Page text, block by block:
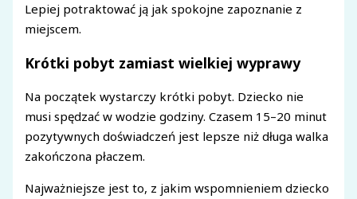
Lepiej potraktować ją jak spokojne zapoznanie z
miejscem.
Krótki pobyt zamiast wielkiej wyprawy
Na początek wystarczy krótki pobyt. Dziecko nie
musi spędzać w wodzie godziny. Czasem 15–20 minut
pozytywnych doświadczeń jest lepsze niż długa walka
zakończona płaczem.
Najważniejsze jest to, z jakim wspomnieniem dziecko